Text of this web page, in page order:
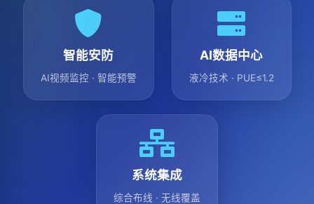
智能安防
AI视频监控 · 智能预警
AI数据中心
液冷技术 · PUE≤1.2
系统集成
综合布线 · 无线覆盖